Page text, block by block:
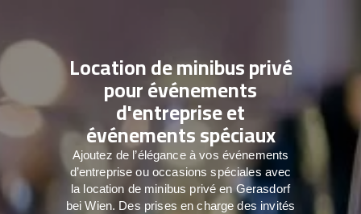
Location de minibus privé
pour événements
d'entreprise et
événements spéciaux
Ajoutez de l’élégance à vos événements
d’entreprise ou occasions spéciales avec
la location de minibus privé en Gerasdorf
bei Wien. Des prises en charge des invités